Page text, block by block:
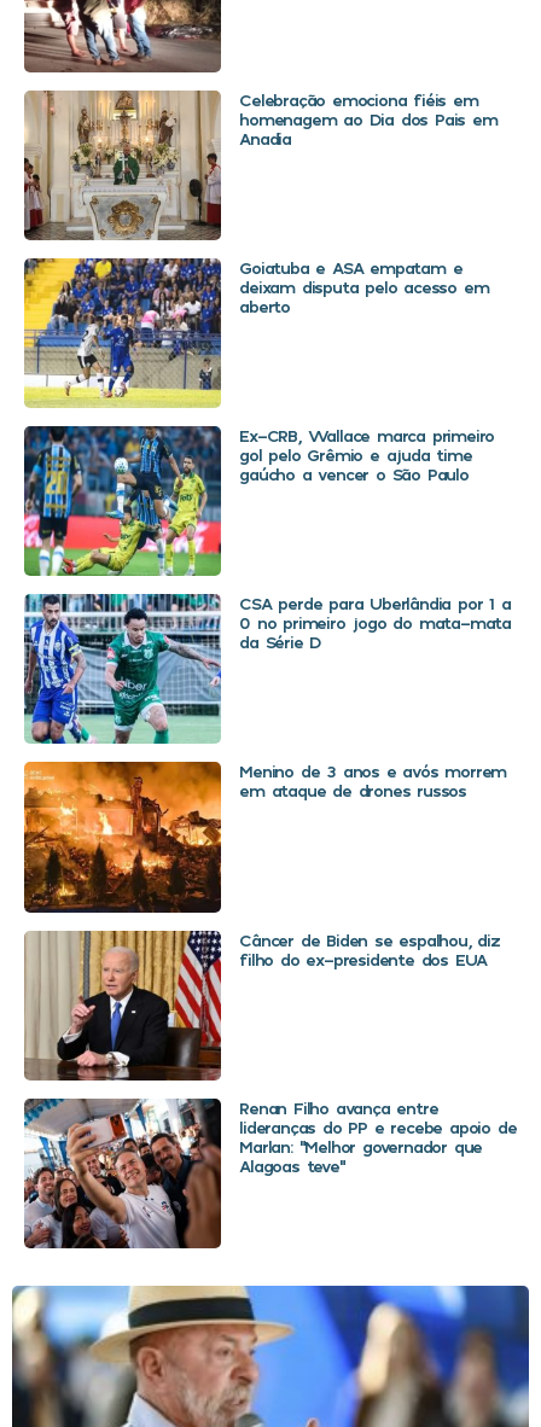
Celebração emociona fiéis em
homenagem ao Dia dos Pais em
Anadia
Goiatuba e ASA empatam e
deixam disputa pelo acesso em
aberto
Ex-CRB, Wallace marca primeiro
gol pelo Grêmio e ajuda time
gaúcho a vencer o São Paulo
CSA perde para Uberlândia por 1 a
0 no primeiro jogo do mata-mata
da Série D
Menino de 3 anos e avós morrem
em ataque de drones russos
Câncer de Biden se espalhou, diz
filho do ex-presidente dos EUA
Renan Filho avança entre
lideranças do PP e recebe apoio de
Marlan: “Melhor governador que
Alagoas teve”